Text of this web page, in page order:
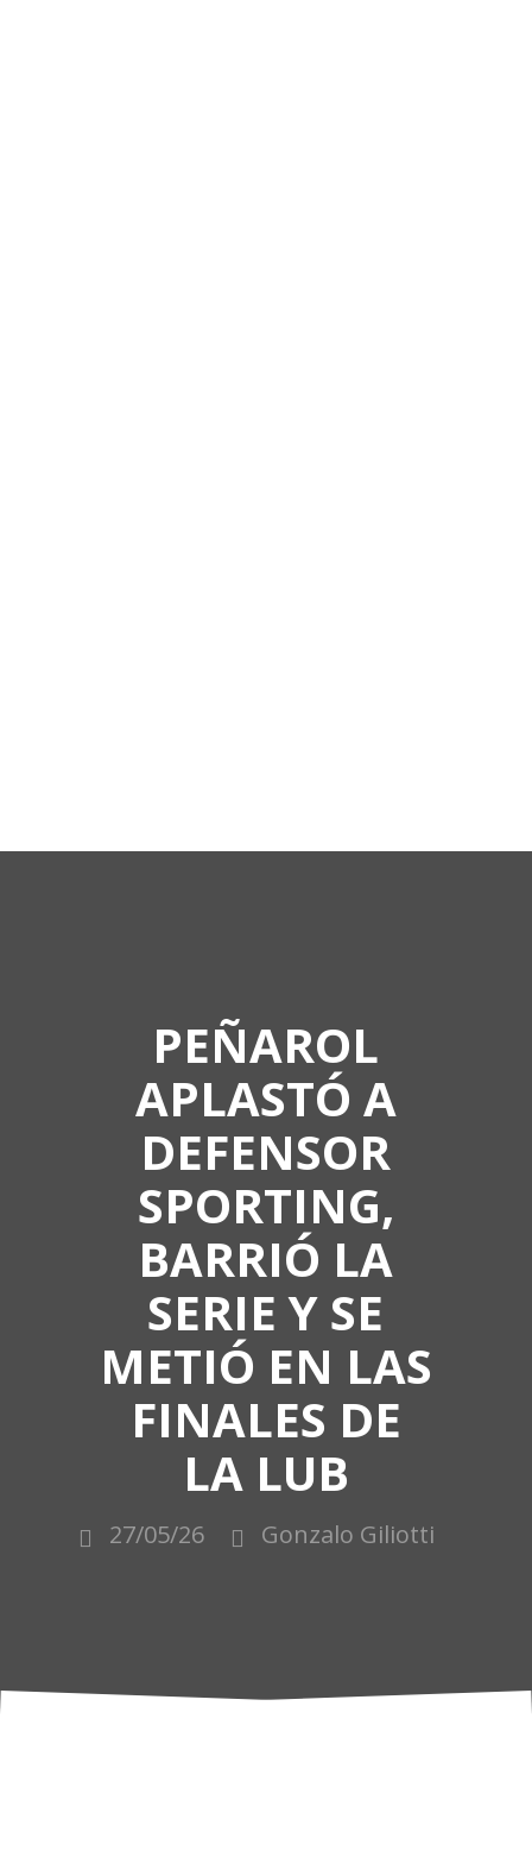
PEÑAROL
APLASTÓ A
DEFENSOR
SPORTING,
BARRIÓ LA
SERIE Y SE
METIÓ EN LAS
FINALES DE
LA LUB
27/05/26 Gonzalo Giliotti